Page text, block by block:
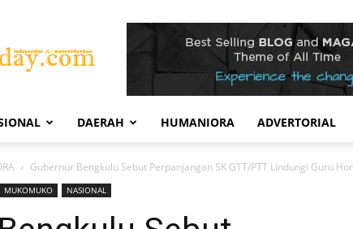
DAERAH HUMANIORA ADVERTORIAL
Gubernur Bengkulu Sebut Perpanjangan SK GTT/PTT Lindungi Guru
MUKOMUKO NASIONAL